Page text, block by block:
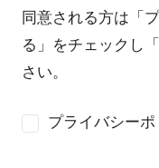
同意される方は「
る」をチェックし
さい。
プライバシー